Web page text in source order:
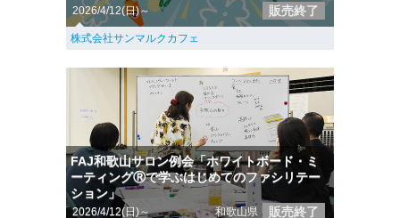
2026/4/12(日)～ 販売終了
株式会社サンマルクカフェ
FAJ和歌山サロン例会「ホワイトボード・ミ
ーティングⓇで学ぶはじめてのファシリテー
ション」
2026/4/12(日)～ 和歌山県 販売終了